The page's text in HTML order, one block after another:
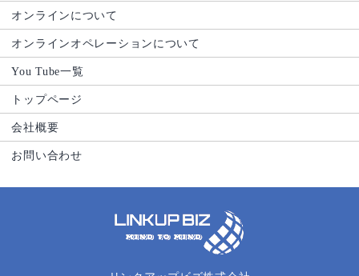
オンラインについて
オンラインオペレーションについて
You Tube一覧
トップページ
会社概要
お問い合わせ